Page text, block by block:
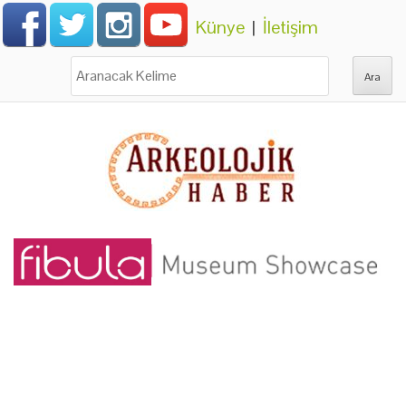
Künye | İletişim